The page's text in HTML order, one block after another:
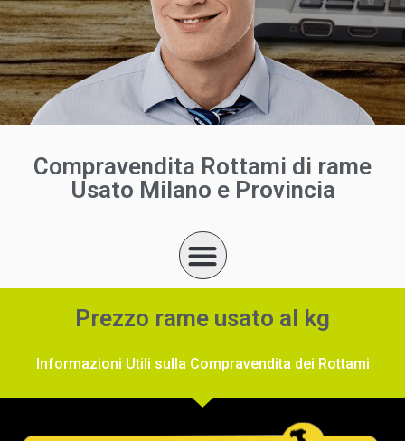
Compravendita Rottami di rame
Usato Milano e Provincia
Prezzo rame usato al kg
Informazioni Utili sulla Compravendita dei Rottami